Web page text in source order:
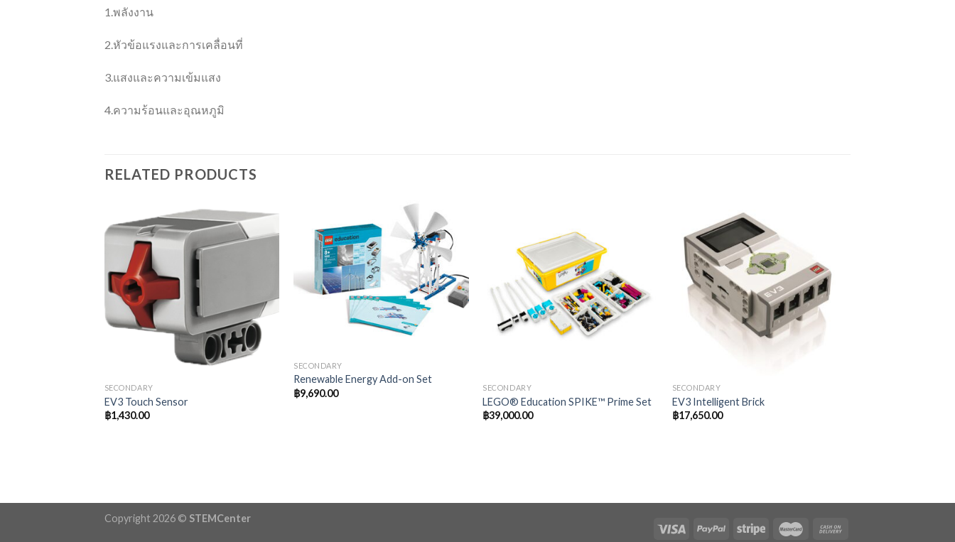
1.พลังงาน
2.หัวข้อแรงและการเคลื่อนที่
3.แสงและความเข้มแสง
4.ความร้อนและอุณหภูมิ
RELATED PRODUCTS
SECONDARY
EV3 Touch Sensor
฿1,430.00
SECONDARY
Renewable Energy Add-on Set
฿9,690.00 SECONDARY
LEGO® Education SPIKE™ Prime Set
฿39,000.00
SECONDARY
EV3 Intelligent Brick
฿17,650.00
Copyright 2026 © STEMCenter